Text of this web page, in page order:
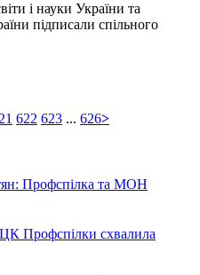
і науки України та
підписали спільного
622 623 ... 626>
Профспілка та МОН
Профспілки схвалила